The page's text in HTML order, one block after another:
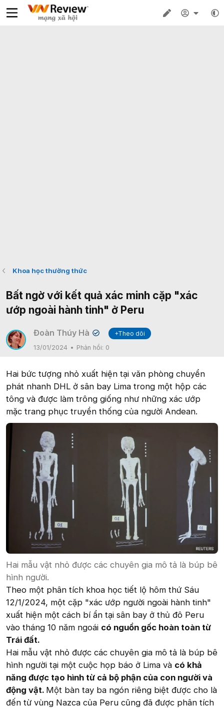
Khoa học thường thức
Bất ngờ với kết quả xác minh cặp "xác
ướp ngoài hành tinh" ở Peru
Đoàn Thúy Hà ✔
+Theo dõi
13/01/2024
Phản hồi: 0
Hai bức tượng nhỏ xuất hiện tại văn phòng chuyển
phát nhanh DHL ở sân bay Lima trong một hộp các
tông và được làm trông giống như những xác ướp
mặc trang phục truyền thống của người Andean.
Hai mẫu vật nhỏ được các chuyên gia mô tả là búp bê
hình người.
Theo một phân tích khoa học tiết lộ hôm thứ Sáu
12/1/2024, một cặp "xác ướp người ngoài hành tinh"
xuất hiện một cách bí ẩn tại sân bay ở thủ đô Peru
vào tháng 10 năm ngoái có nguồn gốc hoàn toàn từ
Trái đất.
Hai mẫu vật nhỏ được các chuyên gia mô tả là búp bê
hình người tại một cuộc họp báo ở Lima và có khả
năng được tạo hình từ cả bộ phận của con người và
động vật. Một bàn tay ba ngón riêng biệt được cho là
đến từ vùng Nazca của Peru cũng đã được phân tích